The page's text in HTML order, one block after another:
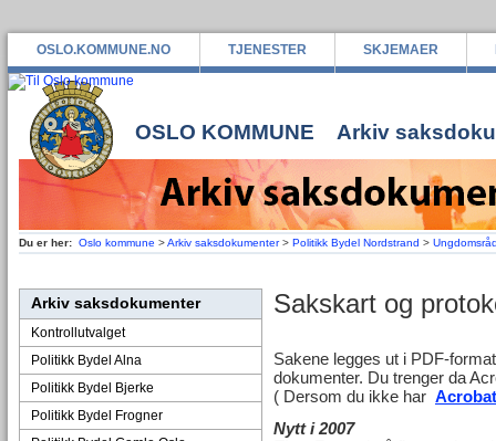
OSLO.KOMMUNE.NO TJENESTER SKJEMAER
OSLO KOMMUNE Arkiv
Du er her: Oslo kommune >Arkiv saksdokumenter> Politikk Bydel Nordstrand >
Arkiv saksdokumenter
Kontrollutvalget
Politikk Bydel Alna
Politikk Bydel Bjerke
Politikk Bydel Frogner
Sakskart og
Sakene legges ut i PDF-
dokumenter. Du trenger da
( Dersom du ikke har
Nytt i 2007